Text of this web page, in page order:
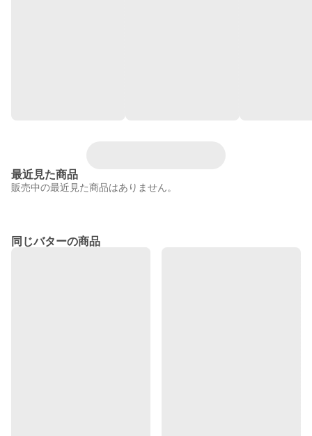
最近見た商品
販売中の最近見た商品はありません。
同じバターの商品